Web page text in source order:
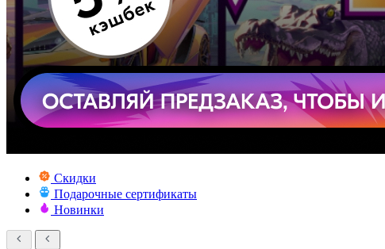
Скидки
Подарочные сертификаты
Новинки